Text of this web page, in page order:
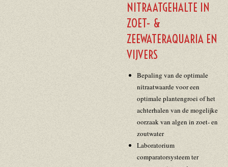
NITRAATGEHALTE IN
ZOET- &
ZEEWATERAQUARIA EN
VIJVERS
Bepaling van de optimale
nitraatwaarde voor een
optimale plantengroei of het
achterhalen van de mogelijke
oorzaak van algen in zoet- en
zoutwater
Laboratorium
comparatorsysteem ter